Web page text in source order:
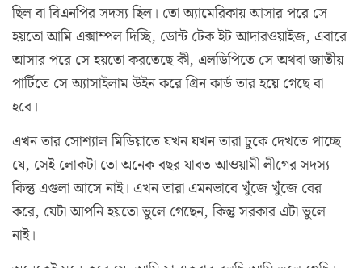
ছিল বা বিএনপির সদস্য ছিল। তো অ্যামেরিকায় আসার পরে সে
হয়তো আমি এক্সাম্পল দিচ্ছি, ডোন্ট টেক ইট আদারওয়াইজ, এবারে
আসার পরে সে হয়তো করতেছে কী, এলডিপিতে সে অথবা জাতীয়
পার্টিতে সে অ্যাসাইলাম উইন করে গ্রিন কার্ড তার হয়ে গেছে বা
হবে।
এখন তার সোশ্যাল মিডিয়াতে যখন যখন তারা ঢুকে দেখতে পাচ্ছে
যে, সেই লোকটা তো অনেক বছর যাবত আওয়ামী লীগের সদস্য
কিন্তু এগুলা আসে নাই। এখন তারা এমনভাবে খুঁজে খুঁজে বের
করে, যেটা আপনি হয়তো ভুলে গেছেন, কিন্তু সরকার এটা ভুলে
নাই।